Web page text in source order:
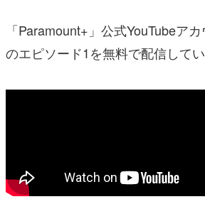
「Paramount+」公式YouTubeア
のエピソード1を無料で配信してい